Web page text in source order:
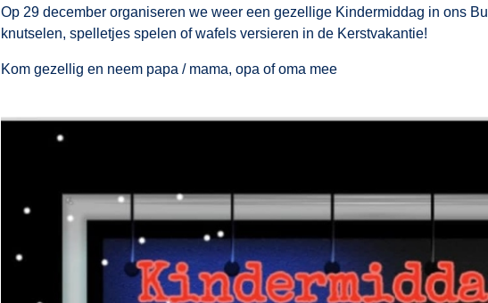
Op 29 december organiseren we weer een gezellige Kindermiddag in ons
knutselen, spelletjes spelen of wafels versieren in de Kerstvakantie!
Kom gezellig en neem papa / mama, opa of oma mee